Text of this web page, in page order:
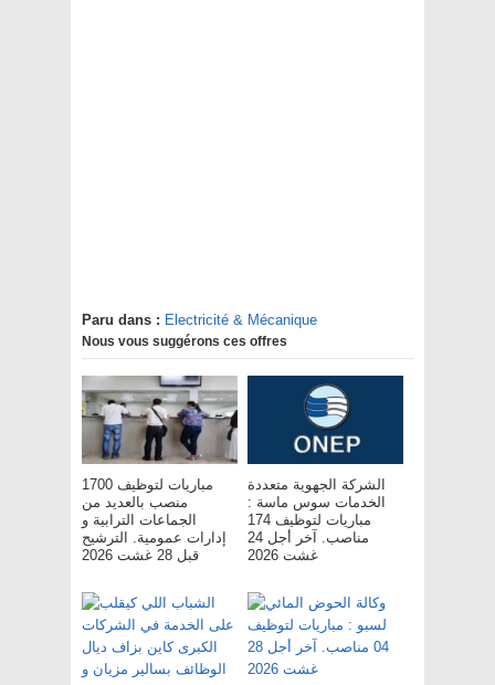
Paru dans : Electricité & Mécanique
Nous vous suggérons ces offres
مباريات لتوظيف 1700
منصب بالعديد من
الجماعات الترابية و
إدارات عمومية. الترشيح
قبل 28 غشت 2026
الشركة الجهوية متعددة
الخدمات سوس ماسة :
مباريات لتوظيف 174
مناصب. آخر أجل 24
غشت 2026